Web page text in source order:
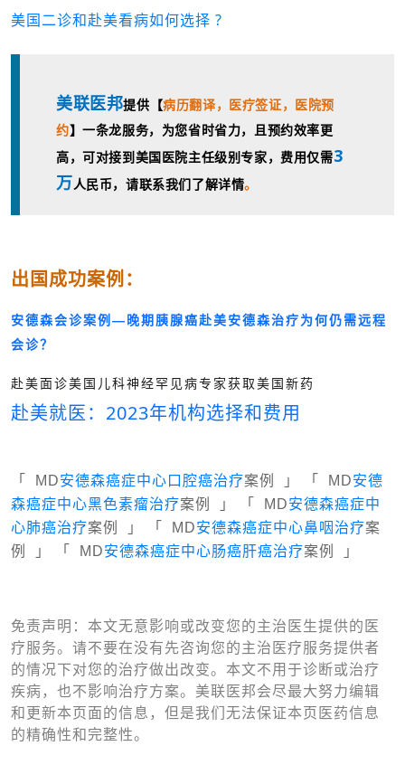
美国二诊和赴美看病如何选择 ?
美联医邦提供【病历翻译， 医疗签证， 医院预
约】一条龙服务，为您省时省力，且预约效率更
高，可对接到美国医院主任级别专家，费用仅需3
万人民币，请联系我们了解详情。
出国成功案例：
安德森会诊案例—晚期胰腺癌赴美安德森治疗为何仍需远程
会诊？
赴美面诊美国儿科神经罕见病专家获取美国新药
赴美就医：2023年机构选择和费用
「 MD安德森癌症中心口腔癌治疗案例 」 「 MD安德
森癌症中心黑色素瘤治疗案例 」 「 MD安德森癌症中
心肺癌治疗案例 」 「 MD安德森癌症中心鼻咽治疗案
例 」 「 MD安德森癌症中心肠癌肝癌治疗案例 」
免责声明：本文无意影响或改变您的主治医生提供的医
疗服务。请不要在没有先咨询您的主治医疗服务提供者
的情况下对您的治疗做出改变。本文不用于诊断或治疗
疾病，也不影响治疗方案。美联医邦会尽最大努力编辑
和更新本页面的信息，但是我们无法保证本页医药信息
的精确性和完整性。